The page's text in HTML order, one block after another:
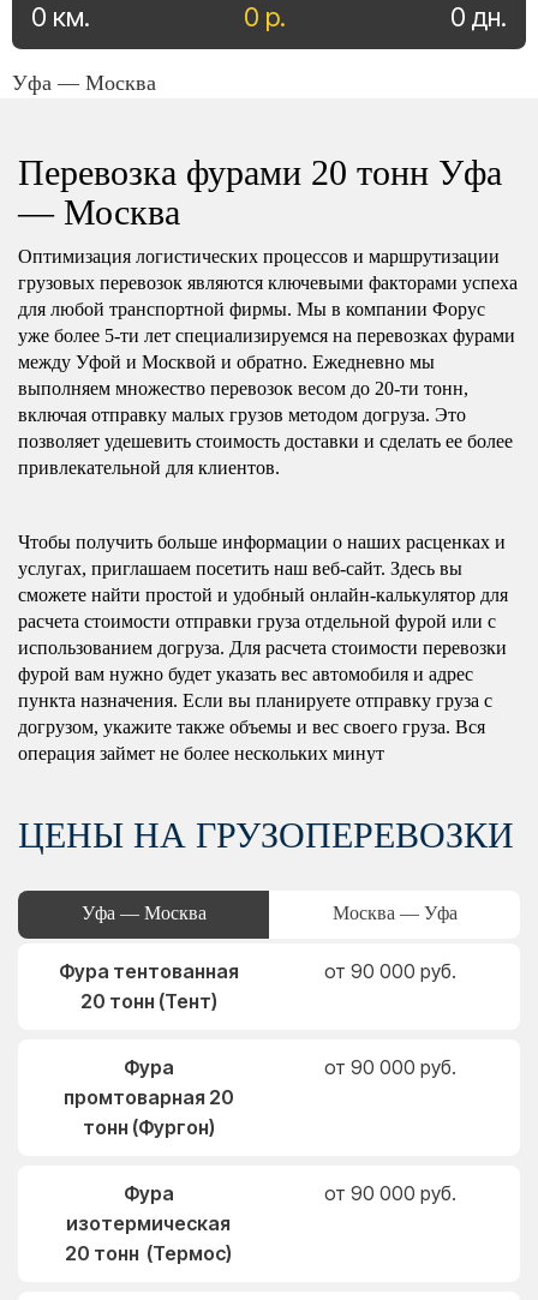
0 р.
0 км. 0 дн.
Уфа — Москва
Перевозка фурами 20 тонн Уфа
— Москва
Оптимизация логистических процессов и маршрутизации
грузовых перевозок являются ключевыми факторами успеха
для любой транспортной фирмы. Мы в компании Форус
уже более 5-ти лет специализируемся на перевозках фурами
между Уфой и Москвой и обратно. Ежедневно мы
выполняем множество перевозок весом до 20-ти тонн,
включая отправку малых грузов методом догруза. Это
позволяет удешевить стоимость доставки и сделать ее более
привлекательной для клиентов.
Чтобы получить больше информации о наших расценках и
услугах, приглашаем посетить наш веб-сайт. Здесь вы
сможете найти простой и удобный онлайн-калькулятор для
расчета стоимости отправки груза отдельной фурой или с
использованием догруза. Для расчета стоимости перевозки
фурой вам нужно будет указать вес автомобиля и адрес
пункта назначения. Если вы планируете отправку груза с
догрузом, укажите также объемы и вес своего груза. Вся
операция займет не более нескольких минут
ЦЕНЫ НА ГРУЗОПЕРЕВОЗКИ
Уфа — Москва Москва — Уфа
Фура тентованная
20 тонн (Тент)
от 90 000 руб.
Фура
промтоварная 20
тонн (Фургон)
от 90 000 руб.
Фура
изотермическая
20 тонн (Термос)
от 90 000 руб.